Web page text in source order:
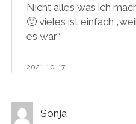
Nicht alles was ich
🙂 vieles ist einfach
es war“.
2021-10-17
Sonja